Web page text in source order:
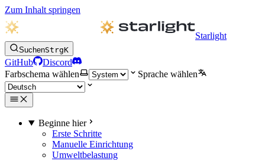
Zum Inhalt springen
Starlight
SuchenStrgK
GitHub
Discord
Farbschema wählen
Sprache wählen
Beginne hier
Erste Schritte
Manuelle Einrichtung
Umweltbelastung